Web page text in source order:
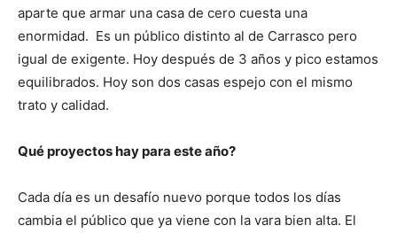
aparte que armar una casa de cero cuesta una
enormidad. Es un público distinto al de Carrasco pero
igual de exigente. Hoy después de 3 años y pico estamos
equilibrados. Hoy son dos casas espejo con el mismo
trato y calidad.
Qué proyectos hay para este año?
Cada día es un desafío nuevo porque todos los días
cambia el público que ya viene con la vara bien alta. El